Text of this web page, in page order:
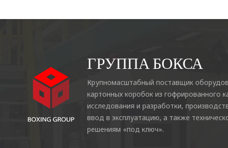
ГРУППА БОКСА
Крупномасштабный поставщик
картонных коробок из гофрированного
исследования и разработки,
ввод в эксплуатацию, а также
решениям «под ключ».